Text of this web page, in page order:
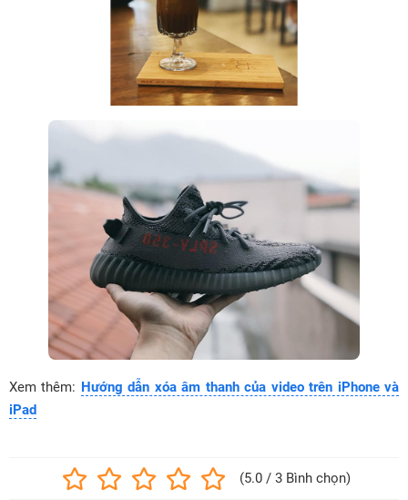
Xem thêm: Hướng dẫn xóa âm thanh của video trên iPhone và
iPad
(5.0 / 3 Bình chọn)